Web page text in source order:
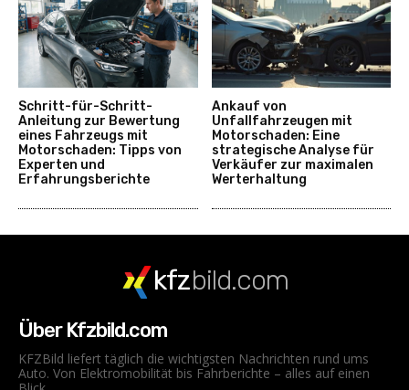
Schritt-für-Schritt-
Anleitung zur Bewertung
eines Fahrzeugs mit
Motorschaden: Tipps von
Experten und
Erfahrungsberichte
Ankauf von
Unfallfahrzeugen mit
Motorschaden: Eine
strategische Analyse für
Verkäufer zur maximalen
Werterhaltung
kfzbild.com
Über Kfzbild.com
KFZBild liefert täglich die wichtigsten Nachrichten rund ums
Auto. Von Elektromobilität bis Fahrberichte – alles auf einen